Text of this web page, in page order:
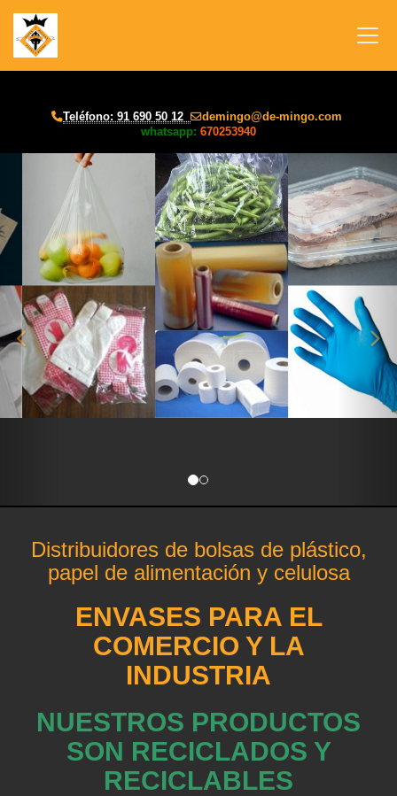
Teléfono: 91 690 50 12 demingo
de-mingo.com
whatsapp: 670253940
Distribuidores de bolsas de plástico,
papel de alimentación y celulosa
ENVASES PARA EL
COMERCIO Y LA
INDUSTRIA
NUESTROS PRODUCTOS
SON RECICLADOS Y
RECICLABLES